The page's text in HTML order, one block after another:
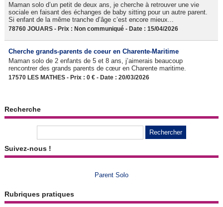
Maman solo d’un petit de deux ans, je cherche à retrouver une vie
sociale en faisant des échanges de baby sitting pour un autre parent.
Si enfant de la même tranche d’âge c’est encore mieux...
78760 JOUARS - Prix : Non communiqué - Date : 15/04/2026
Cherche grands-parents de coeur en Charente-Maritime
Maman solo de 2 enfants de 5 et 8 ans, j’aimerais beaucoup
rencontrer des grands parents de cœur en Charente maritime.
17570 LES MATHES - Prix : 0 € - Date : 20/03/2026
Recherche
Suivez-nous !
Parent Solo
Rubriques pratiques